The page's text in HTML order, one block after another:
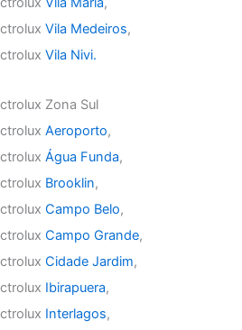
Vila Medeiros,
Vila Nivi.
Zona Sul
Aeroporto,
Água Funda,
Brooklin,
Campo Belo,
Campo Grande,
Cidade Jardim,
Ibirapuera,
Interlagos,